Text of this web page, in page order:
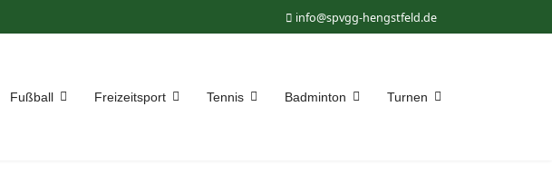
info@spvgg-hengstfeld.de
Fußball Freizeitsport Tennis Badminton Turnen